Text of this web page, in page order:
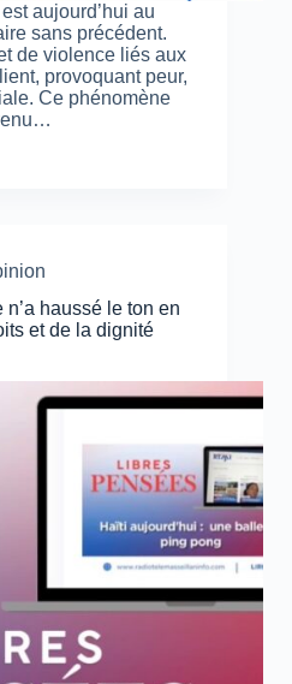
aujourd’hui au
sans précédent.
de violence liés aux
provoquant peur,
Ce phénomène
haussé le ton en
et de la dignité